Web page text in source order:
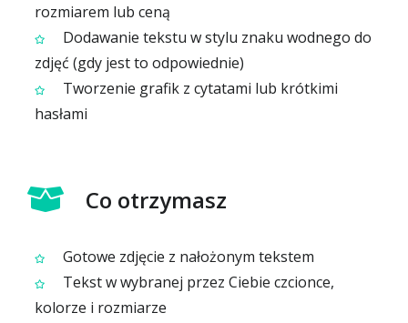
rozmiarem lub ceną
Dodawanie tekstu w stylu znaku wodnego do
zdjęć (gdy jest to odpowiednie)
Tworzenie grafik z cytatami lub krótkimi
hasłami
Co otrzymasz
Gotowe zdjęcie z nałożonym tekstem
Tekst w wybranej przez Ciebie czcionce,
kolorze i rozmiarze